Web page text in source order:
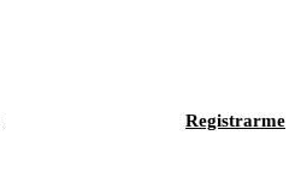
Registrarme